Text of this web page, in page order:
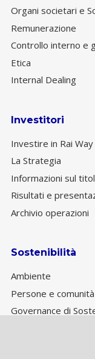
Organi societari e
Remunerazione
Controllo interno e
Etica
Internal Dealing
Investitori
Investire in Rai Way
La Strategia
Informazioni sul
Risultati e
Archivio operazioni
Sostenibilità
Ambiente
Persone e comunità
Governance di